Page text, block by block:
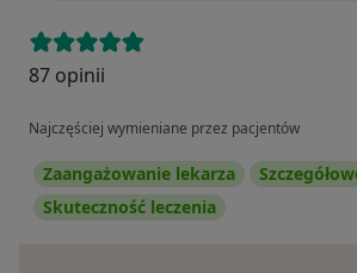
87 opinii
Najczęściej wymieniane przez pacjentów
Zaangażowanie lekarza
Skuteczność leczenia